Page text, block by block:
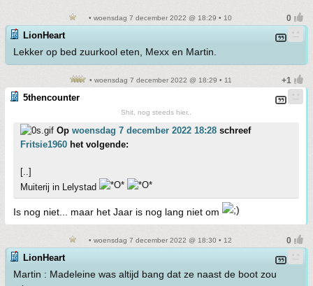
• woensdag 7 december 2022 @ 18:29 • 10
LionHeart
Lekker op bed zuurkool eten, Mexx en Martin.
• woensdag 7 december 2022 @ 18:29 • 11
5thencounter
Shit, nog steeds hier..
Op woensdag 7 december 2022 18:28 schreef
Fritsie1960 het volgende:
[..]
Muiterij in Lelystad
Is nog niet... maar het Jaar is nog lang niet om
• woensdag 7 december 2022 @ 18:30 • 12
LionHeart
Martin : Madeleine was altijd bang dat ze naast de boot zou